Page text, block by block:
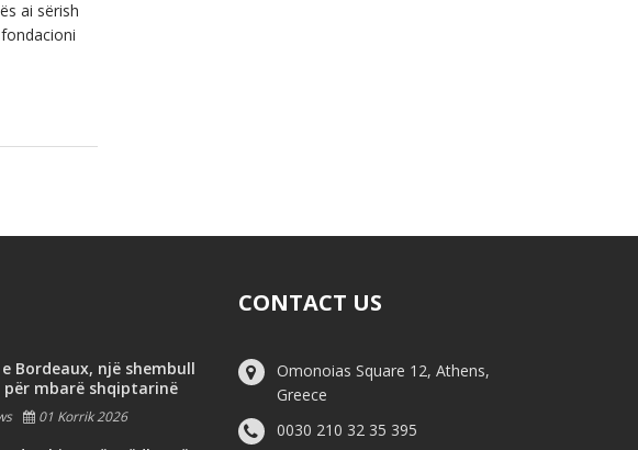
ai sërish
Bordeaux, një shembull
mbarë shqiptarinë
01 Korrik 2026
CONTACT US
Omonoias Square 12, Athens,
Greece
0030 210 32 35 395